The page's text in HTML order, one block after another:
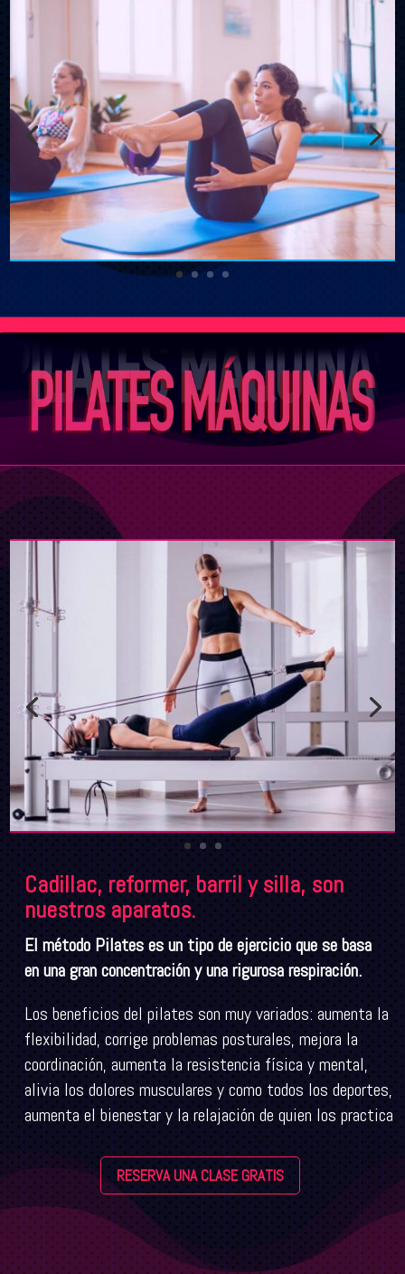
Cadillac, reformer, barril y silla, son
nuestros aparatos.
El método Pilates es un tipo de ejercicio que se basa
en una gran concentración y una rigurosa respiración.
Los beneficios del pilates son muy variados: aumenta la
flexibilidad, corrige problemas posturales, mejora la
coordinación, aumenta la resistencia física y mental,
alivia los dolores musculares y como todos los deportes,
aumenta el bienestar y la relajación de quien los practica
RESERVA UNA CLASE GRATIS